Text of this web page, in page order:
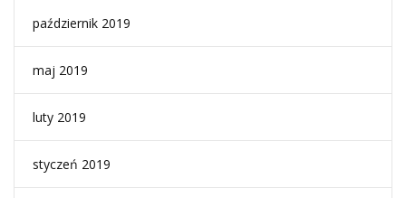
październik 2019
maj 2019
luty 2019
styczeń 2019